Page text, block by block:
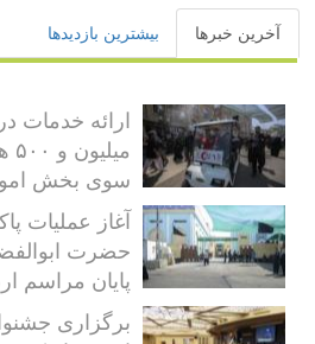
آخرین خبرها بیشترین بازدیدها
سوی بخش
آغاز عملیات
حضرت
پایان مراسم
برگزاری